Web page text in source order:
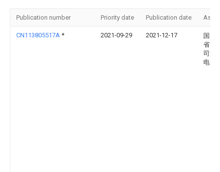
Publication number Priority date Publication date
CN113805517A * 2021-09-29 2021-12-17
国网
省电
司海
电公